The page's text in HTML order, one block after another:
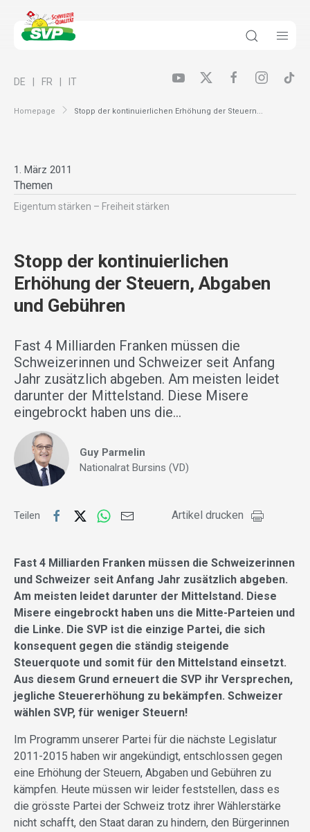
Homepage Stopp der kontinuierlichen Erhöhung der Steuern...
DE FR IT
1. März 2011
Themen
Eigentum stärken – Freiheit stärken
Stopp der kontinuierlichen
Erhöhung der Steuern, Abgaben
und Gebühren
Fast 4 Milliarden Franken müssen die
Schweizerinnen und Schweizer seit Anfang
Jahr zusätzlich abgeben. Am meisten leidet
darunter der Mittelstand. Diese Misere
eingebrockt haben uns die…
Guy Parmelin
Nationalrat Bursins (VD)
Teilen Artikel drucken
Fast 4 Milliarden Franken müssen die Schweizerinnen
und Schweizer seit Anfang Jahr zusätzlich abgeben.
Am meisten leidet darunter der Mittelstand. Diese
Misere eingebrockt haben uns die Mitte-Parteien und
die Linke. Die SVP ist die einzige Partei, die sich
konsequent gegen die ständig steigende
Steuerquote und somit für den Mittelstand einsetzt.
Aus diesem Grund erneuert die SVP ihr Versprechen,
jegliche Steuererhöhung zu bekämpfen. Schweizer
wählen SVP, für weniger Steuern!
Im Programm unserer Partei für die nächste Legislatur
2011-2015 haben wir angekündigt, entschlossen gegen
eine Erhöhung der Steuern, Abgaben und Gebühren zu
kämpfen. Heute müssen wir leider feststellen, dass es
die grösste Partei der Schweiz trotz ihrer Wählerstärke
nicht schafft, den Staat daran zu hindern, den Bürgerinnen